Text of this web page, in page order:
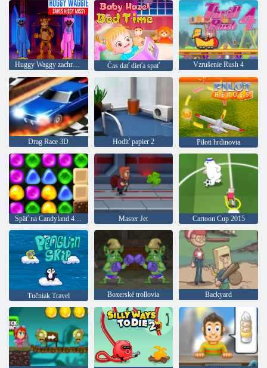
Huggy Waggy zachráni Kissy Missy Čas dať dieťa spať Vzrušenie Rush 4
Drag Race 3D Hodiť papier 2 Piloti hrdinovia
Späť na Candyland 4: Lollipop Garden Master Jet Cartoon Cup 2015
Tučniak Travel Boxerské trollovia Backyard